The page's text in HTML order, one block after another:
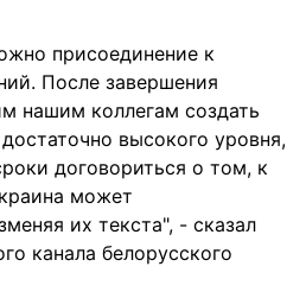
присоединение к
После завершения
нашим коллегам создать
высокого уровня,
договориться о том, к
может
их текста", - сказал
канала белорусского